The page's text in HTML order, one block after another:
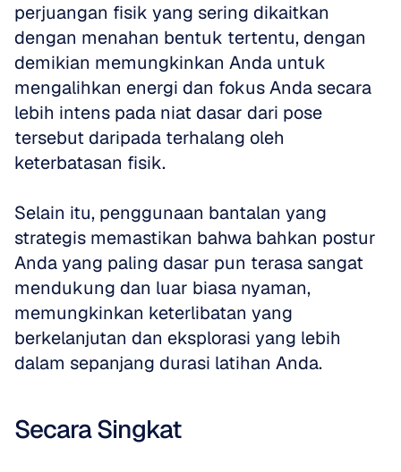
perjuangan fisik yang sering dikaitkan
dengan menahan bentuk tertentu, dengan
demikian memungkinkan Anda untuk
mengalihkan energi dan fokus Anda secara
lebih intens pada niat dasar dari pose
tersebut daripada terhalang oleh
keterbatasan fisik.
Selain itu, penggunaan bantalan yang
strategis memastikan bahwa bahkan postur
Anda yang paling dasar pun terasa sangat
mendukung dan luar biasa nyaman,
memungkinkan keterlibatan yang
berkelanjutan dan eksplorasi yang lebih
dalam sepanjang durasi latihan Anda.
Secara Singkat